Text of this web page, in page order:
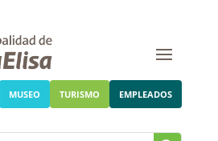
MUSEO TURISMO EMPLEADOS